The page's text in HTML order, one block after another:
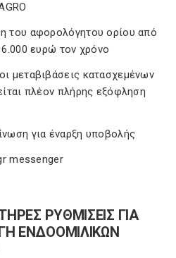
του αφορολόγητου ορίου από
ευρώ τον χρόνο
μεταβιβάσεις κατασχεμένων
πλέον πλήρης εξόφληση
για έναρξη υποβολής
messenger
ΡΥΘΜΙΣΕΙΣ ΓΙΑ
ΕΝΔΟΟΜΙΛΙΚΩΝ